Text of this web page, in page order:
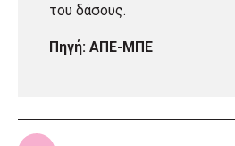
του δάσους.
Πηγή: ΑΠΕ-ΜΠΕ